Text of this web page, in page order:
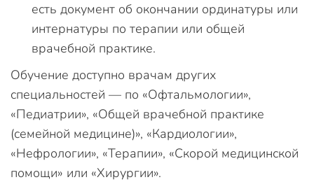
есть документ об окончании ординатуры или
интернатуры по терапии или общей
врачебной практике.
Обучение доступно врачам других
специальностей — по «Офтальмологии»,
«Педиатрии», «Общей врачебной практике
(семейной медицине)», «Кардиологии»,
«Нефрологии», «Терапии», «Скорой медицинской
помощи» или «Хирургии».